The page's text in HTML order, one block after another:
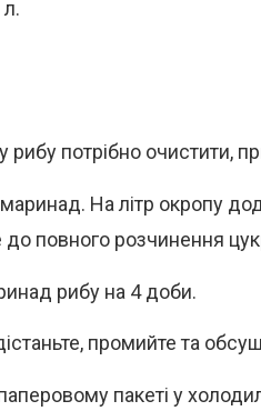
потрібно очистити,
На літр окропу
повного розчинення
рибу на 4 доби.
промийте та
пакеті у